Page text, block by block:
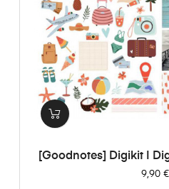
[Goodnotes] Digikit |
Preis
9,90 €